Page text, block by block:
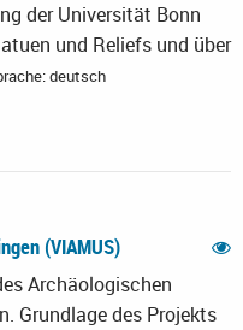
der Universität Bonn
und Reliefs und über
deutsch
(VIAMUS)
Archäologischen
Grundlage des Projekts